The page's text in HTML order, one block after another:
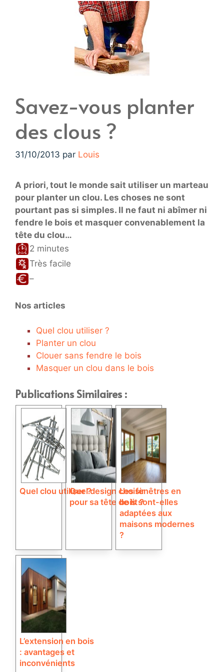
Savez-vous planter
des clous ?
31/10/2013 par Louis
A priori, tout le monde sait utiliser un marteau
pour planter un clou. Les choses ne sont
pourtant pas si simples. Il ne faut ni abîmer ni
fendre le bois et masquer convenablement la
tête du clou…
2 minutes
Très facile
–
Nos articles
Quel clou utiliser ?
Planter un clou
Clouer sans fendre le bois
Masquer un clou dans le bois
Publications Similaires :
Quel clou utiliser ?Quel design choisir
pour sa tête de lit ?
Les fenêtres en
bois sont-elles
adaptées aux
maisons modernes
?
L’extension en bois
: avantages et
inconvénients